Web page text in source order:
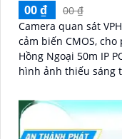
00 ₫
00 ₫
Camera quan sát
cảm biến CMOS,
Hồng Ngoại 50m IP POE. Camera này có khả
hình ảnh thiếu sáng